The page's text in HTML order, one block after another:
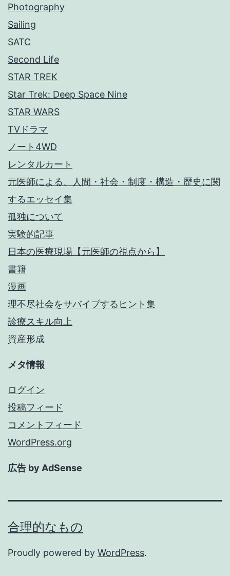
Photography
Sailing
SATC
Second Life
STAR TREK
Star Trek: Deep Space Nine
STAR WARS
TVドラマ
ノート4WD
レンタルカート
元医師による、人間・社会・制度・構造・歴史に関
するエッセイ集
孤独について
実験的記事
日本の医療現場【元医師の視点から】
書籍
漫画
理不尽社会をサバイブするヒント集
診療スキル向上
資産形成
メタ情報
ログイン
投稿フィード
コメントフィード
WordPress.org
広告 by AdSense
合理的なもの
Proudly powered by WordPress.